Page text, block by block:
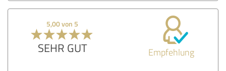
5,00 von 5
SEHR GUT Empfehlung